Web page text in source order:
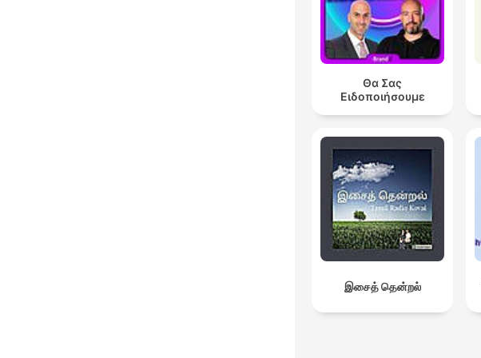
Θα Σας
Ειδοποιήσουμε
இசைத் தென்றல்